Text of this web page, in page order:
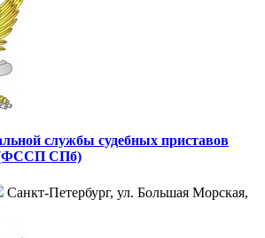
службы судебных приставов
(ФССП СПб)
Санкт-Петербург, ул. Большая Морская,